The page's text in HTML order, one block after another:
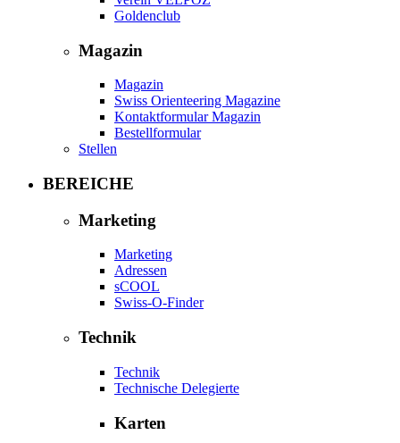
Goldenclub
Magazin
Magazin
Swiss Orienteering Magazine
Kontaktformular Magazin
Bestellformular
Stellen
BEREICHE
Marketing
Marketing
Adressen
sCOOL
Swiss-O-Finder
Technik
Technik
Technische Delegierte
Karten